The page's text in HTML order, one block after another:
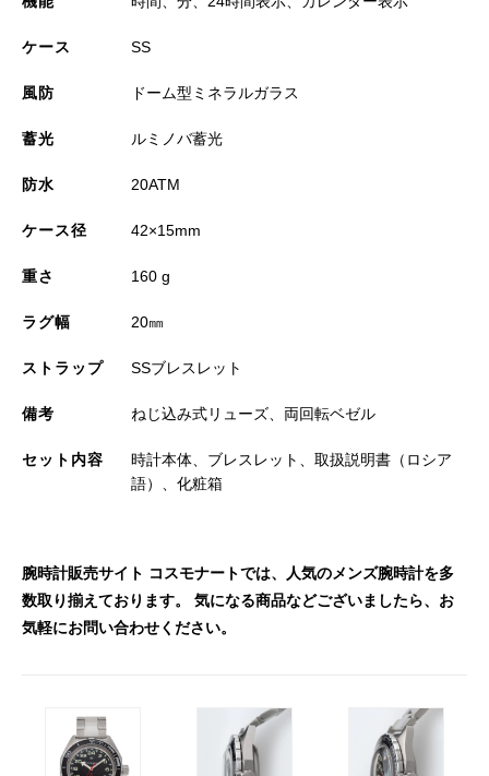
ケース SS
風防 ドーム型ミネラルガラス
蓄光 ルミノバ蓄光
防水 20ATM
ケース径 42×15mm
重さ 160 g
ラグ幅 20㎜
ストラップ SSブレスレット
備考 ねじ込み式リューズ、両回転ベゼル
セット内容
時計本体、ブレスレット、取扱説明書（ロシア
語）、化粧箱
腕時計販売サイト コスモナートでは、人気のメンズ腕時計を多
数取り揃えております。 気になる商品などございましたら、お
気軽にお問い合わせください。